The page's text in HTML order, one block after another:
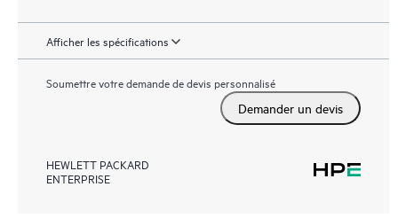
Afficher les spécifications
Soumettre votre demande de devis personnalisé
Demander un devis
HEWLETT PACKARD
ENTERPRISE